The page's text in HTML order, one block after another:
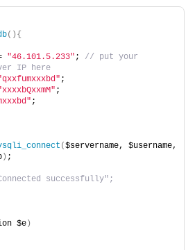
(){
"46.101.5.233" ; // put your
IP here
;
;
;
($servername, $username,
) ;
successfully";
$e)